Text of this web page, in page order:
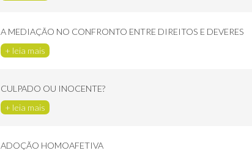
A MEDIAÇÃO NO CONFRONTO ENTRE DIREITOS E DEVERES
+ leia mais
CULPADO OU INOCENTE?
+ leia mais
ADOÇÃO HOMOAFETIVA